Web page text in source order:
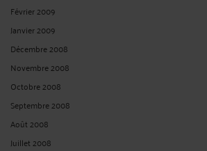
Février 2009
Janvier 2009
Décembre 2008
Novembre 2008
Octobre 2008
Septembre 2008
Août 2008
Juillet 2008